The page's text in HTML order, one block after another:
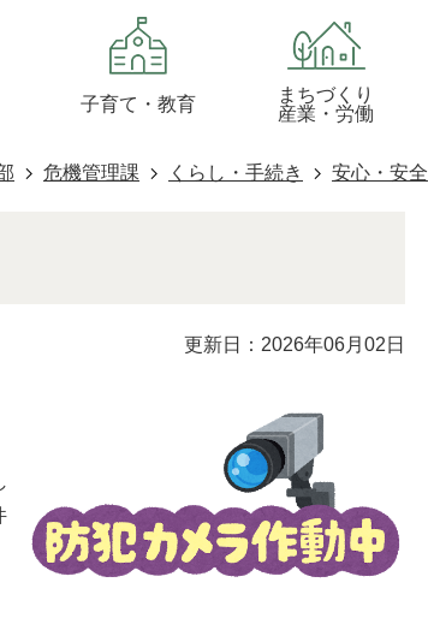
子育て・教育
まちづくり
産業・労働
危機管理課 くらし・手続き 安心・安全
更新日：2026年06月02日